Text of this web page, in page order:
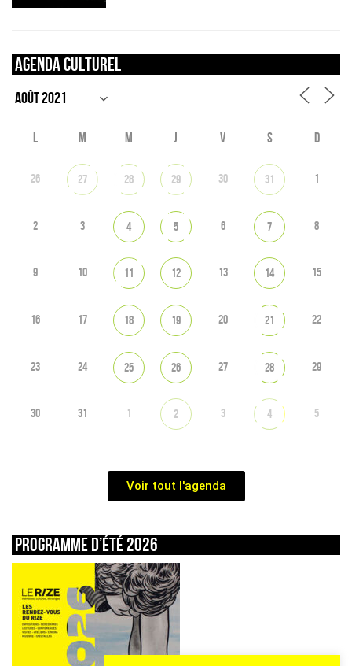
Agenda culturel
L M M J V S D
26 27 28 29 30 31 1
2 3 4 5 6 7 8
9 10 11 12 13 14 15
16 17 18 19 20 21 22
23 24 25 26 27 28 29
30 31 1 2 3 4 5
Voir tout l'agenda
Programme d’été 2026